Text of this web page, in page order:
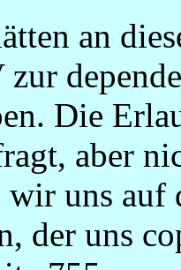
an
Die
aber
wir uns auf
der uns